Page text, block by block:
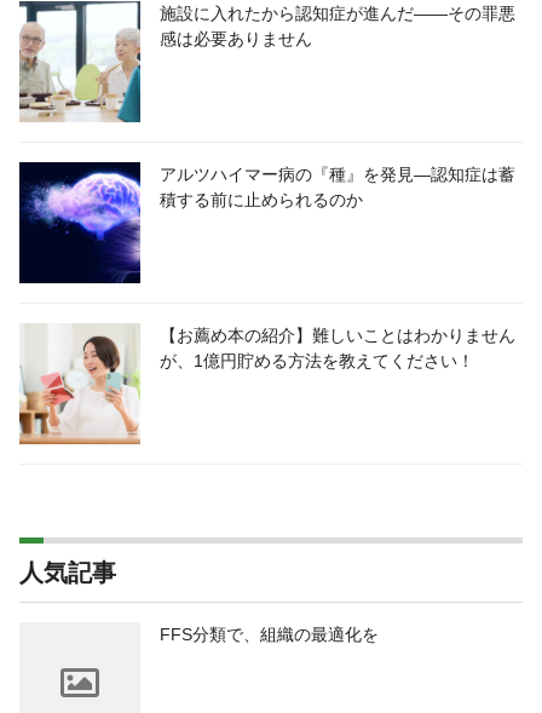
施設に入れたから認知症が進んだ――その罪悪
感は必要ありません
アルツハイマー病の『種』を発見―認知症は蓄
積する前に止められるのか
【お薦め本の紹介】難しいことはわかりません
が、1億円貯める方法を教えてください！
人気記事
FFS分類で、組織の最適化を